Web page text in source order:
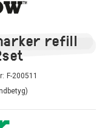
refill
F-200511